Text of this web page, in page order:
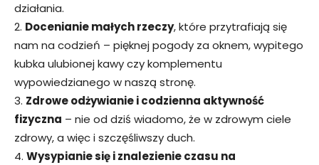
działania.
2. Docenianie małych rzeczy, które przytrafiają się
nam na codzień – pięknej pogody za oknem, wypitego
kubka ulubionej kawy czy komplementu
wypowiedzianego w naszą stronę.
3. Zdrowe odżywianie i codzienna aktywność
fizyczna – nie od dziś wiadomo, że w zdrowym ciele
zdrowy, a więc i szczęśliwszy duch.
4. Wysypianie się i znalezienie czasu na